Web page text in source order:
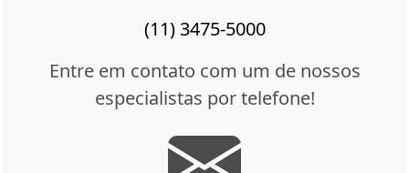
(11) 3475-5000
Entre em contato com um de nossos
especialistas por telefone!